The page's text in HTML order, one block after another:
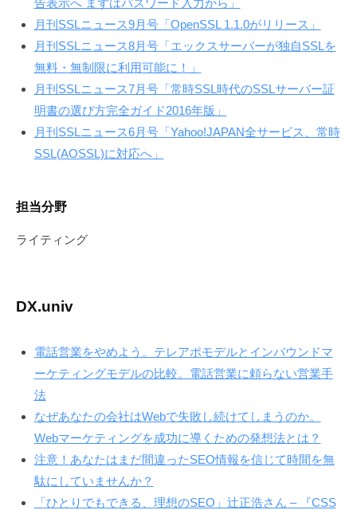
月刊SSLニュース9月号「OpenSSL 1.1.0がリリース」
月刊SSLニュース8月号「エックスサーバーが独自SSLを
無料・無制限に利用可能に！」
月刊SSLニュース7月号「常時SSL時代のSSLサーバー証
明書の選び方完全ガイド2016年版」
月刊SSLニュース6月号「Yahoo!JAPAN全サービス、常時
SSL(AOSSL)に対応へ」
担当分野
ライティング
DX.univ
電話営業をやめよう。テレアポモデルとインバウンドマ
ーケティングモデルの比較。電話営業に頼らない営業手
法
なぜあなたの会社はWebで失敗し続けてしまうのか。
Webマーケティングを成功に導くための発想法とは？
注意！あなたはまだ間違ったSEO情報を信じて時間を無
駄にしていませんか？
「ひとりでもできる、理想のSEO」辻正浩さん – 『CSS